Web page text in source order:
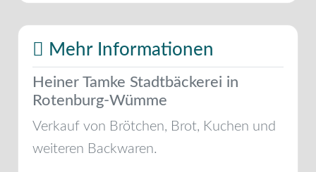
Mehr Informationen
Heiner Tamke Stadtbäckerei in
Rotenburg-Wümme
Verkauf von Brötchen, Brot, Kuchen und
weiteren Backwaren.